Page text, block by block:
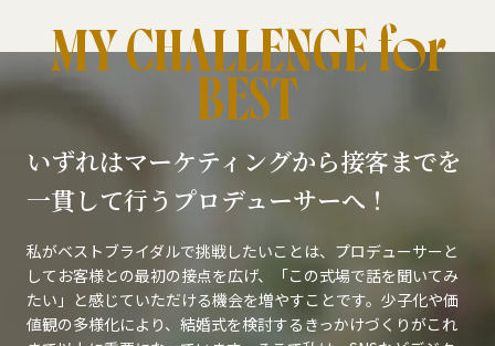
MY CHALLENGE for
BEST
いずれはマーケティングから接客までを
一貫して行うプロデューサーへ！
私がベストブライダルで挑戦したいことは、プロデューサーと
してお客様との最初の接点を広げ、「この式場で話を聞いてみ
たい」と感じていただける機会を増やすことです。少子化や価
値観の多様化により、結婚式を検討するきっかけづくりがこれ